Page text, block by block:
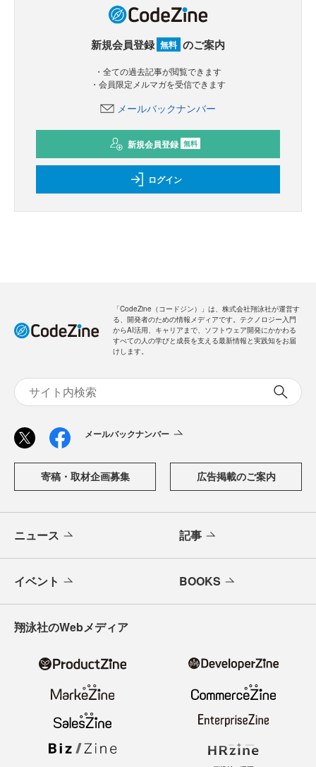
新規会員登録 無料 のご案内
・全ての過去記事が閲覧できます
・会員限定メルマガを受信できます
メールバックナンバー
新規会員登録 無料
ログイン
「CodeZine（コードジン）」は、株式会社翔泳社が運営す
る、開発者のための情報メディアです。テクノロジー入門
からAI活用、キャリアまで、ソフトウェア開発にかかわる
すべての人の学びと成長を支える最新情報と実践知をお届
けします。
メールバックナンバー
寄稿・取材企画募集 広告掲載のご案内
ニュース 記事
イベント BOOKS
翔泳社のWebメディア